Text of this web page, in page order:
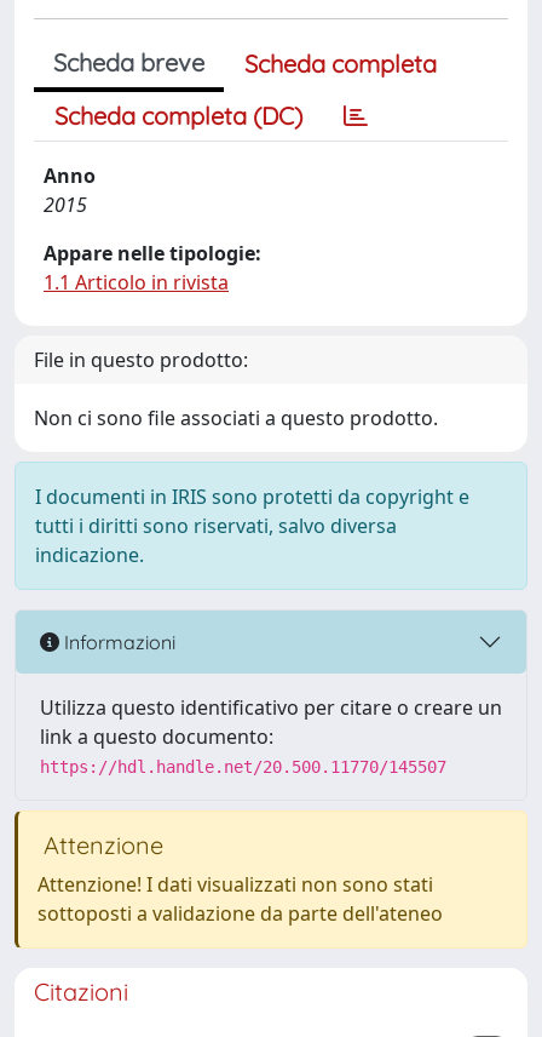
Scheda breve
Scheda completa
Scheda completa (DC)
Anno
2015
Appare nelle tipologie:
1.1 Articolo in rivista
File in questo prodotto:
Non ci sono file associati a questo prodotto.
I documenti in IRIS sono protetti da copyright e
tutti i diritti sono riservati, salvo diversa
indicazione.
Informazioni
Utilizza questo identificativo per citare o creare un
link a questo documento:
https://hdl.handle.net/20.500.11770/145507
Attenzione
Attenzione! I dati visualizzati non sono stati
sottoposti a validazione da parte dell'ateneo
Citazioni